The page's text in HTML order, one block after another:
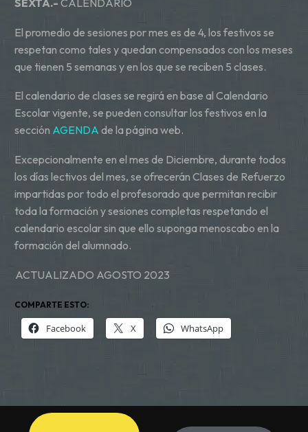
SEXTA.- CALENDARIO
El promedio de sesiones por mes es de 4, los festivos se
respetan como tales y quedan compensados con los meses
que tienen 5 semanas y en los que se reciben 5 clases.
El calendario de clases se regirá en base al Calendario
Escolar vigente, se pueden consultar los festivos en la
sección AGENDA de la página web.
Excepcionalmente en el mes de Diciembre, durante todos
los días lectivos del mes, se ofrecerán Clases de Refuerzo
impartidas por todo el profesorado que permitan recibir
toda la formación y sesiones completas respetando el
calendario escolar sin que ello suponga menoscabo en la
formación del alumnado.
ACTUALIZADO AGOSTO 2023
COMPARTE ESTO:
Facebook X WhatsApp